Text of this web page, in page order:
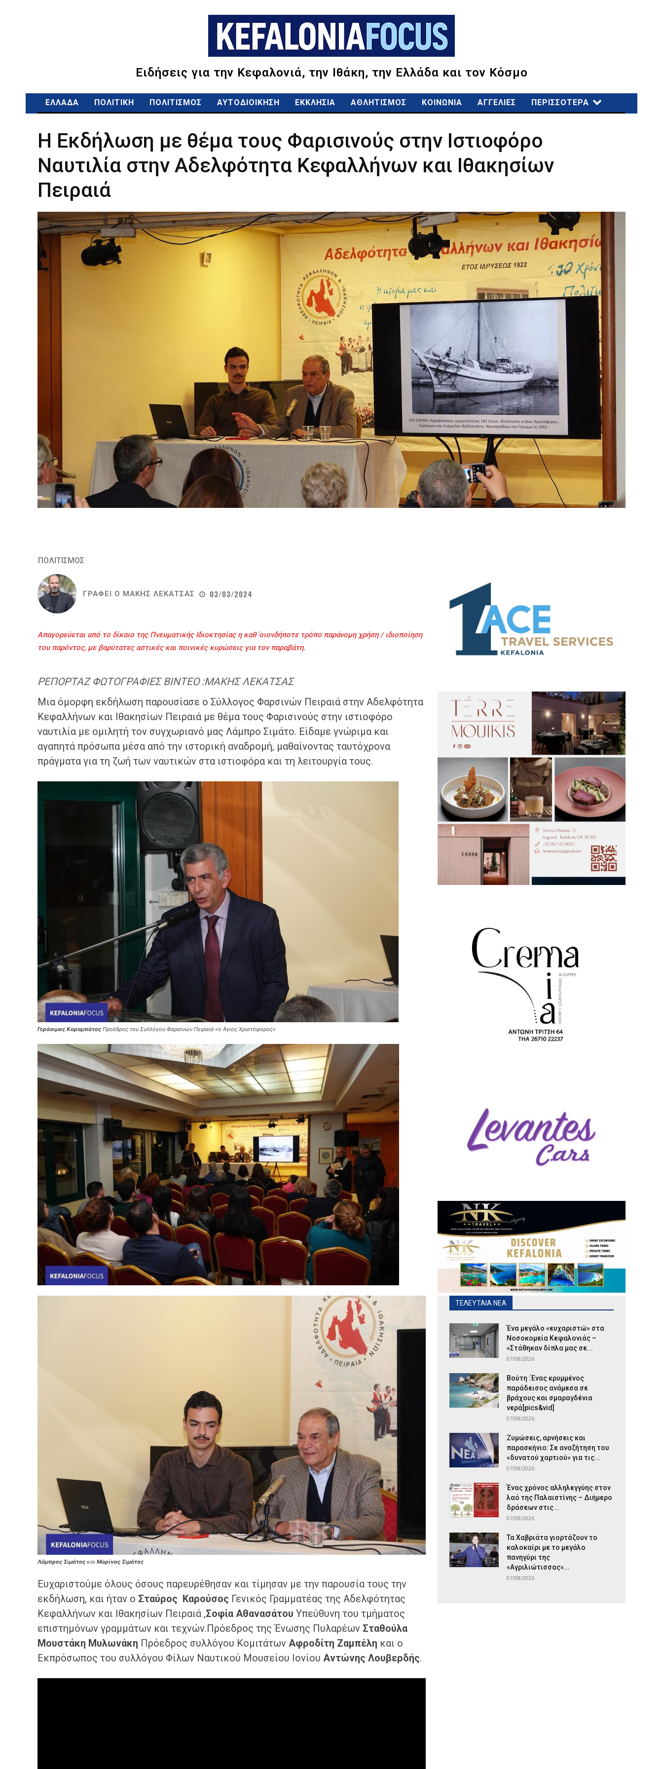
Ειδήσεις για την Κεφαλονιά, την Ιθάκη, την Ελλάδα και τον Κόσμο
ΕΛΛΑΔΑ ΠΟΛΙΤΙΚΗ ΠΟΛΙΤΙΣΜΟΣ ΑΥΤΟΔΙΟΙΚΗΣΗ ΕΚΚΛΗΣΙΑ ΑΘΛΗΤΙΣΜΟΣ ΚΟΙΝΩΝΙΑ ΑΓΓΕΛΙΕΣ ΠΕΡΙΣΣΟΤΕΡΑ
Η Εκδήλωση με θέμα τους Φαρισινούς στην Ιστιοφόρο
Ναυτιλία στην Αδελφότητα Κεφαλλήνων και Ιθακησίων
Πειραιά
ΠΟΛΙΤΙΣΜΟΣ
ΓΡΑΦΕΙ Ο ΜΑΚΗΣ ΛΕΚΑΤΣΑΣ 03/03/2024
Απαγορεύεται από το δίκαιο της Πνευματικής Ιδιοκτησίας η καθ΄οιονδήποτε τρόπο παράνομη χρήση / ιδιοποίηση
του παρόντος, με βαρύτατες αστικές και ποινικές κυρώσεις για τον παραβάτη.
ΡΕΠΟΡΤΑΖ ΦΩΤΟΓΡΑΦΙΕΣ ΒΙΝΤΕΟ :ΜΑΚΗΣ ΛΕΚΑΤΣΑΣ
Μια όμορφη εκδήλωση παρουσίασε ο Σύλλογος Φαρσινών Πειραιά στην Αδελφότητα
Κεφαλλήνων και Ιθακησίων Πειραιά με θέμα τους Φαρισινούς στην ιστιοφόρο
ναυτιλία με ομιλητή τον συγχωριανό μας Λάμπρο Σιμάτο. Είδαμε γνώριμα και
αγαπητά πρόσωπα μέσα από την ιστορική αναδρομή, μαθαίνοντας ταυτόχρονα
πράγματα για τη ζωή των ναυτικών στα ιστιοφόρα και τη λειτουργία τους.
Γεράσιμος Καραμπάτος Προέδρος του Συλλόγου Φαρσινών Πειραιά «ο Άγιος Χριστόφορος»
Λάμπρος Σιμάτος και Μαρίνος Σιμάτος
Ευχαριστούμε όλους όσους παρευρέθησαν και τίμησαν με την παρουσία τους την
εκδήλωση, και ήταν ο Σταύρος Καρούσος Γενικός Γραμματέας της Αδελφότητας
Κεφαλλήνων και Ιθακησίων Πειραιά ,Σοφία Αθανασάτου Υπεύθυνη του τμήματος
επιστημόνων γραμμάτων και τεχνών.Πρόεδρος της Ένωσης Πυλαρέων Σταθούλα
Μουστάκη Μυλωνάκη Πρόεδρος συλλόγου Κομιτάτων Αφροδίτη Ζαμπέλη και ο
Εκπρόσωπος του συλλόγου Φίλων Ναυτικού Μουσείου Ιονίου Αντώνης Λουβερδής.
ΤΕΛΕΥΤΑΙΑ ΝΕΑ
Ένα μεγάλο «ευχαριστώ» στα
Νοσοκομεία Κεφαλονιάς –
«Στάθηκαν δίπλα μας σε...
07/08/2026
Βούτη :Ένας κρυμμένος
παράδεισος ανάμεσα σε
βράχους και σμαραγδένια
νερά[pics&vid]
07/08/2026
Ζυμώσεις, αρνήσεις και
παρασκήνιο: Σε αναζήτηση του
«δυνατού χαρτιού» για τις...
07/08/2026
Ένας χρόνος αλληλεγγύης στον
λαό της Παλαιστίνης – Διήμερο
δράσεων στις...
07/08/2026
Τα Χαβριάτα γιορτάζουν το
καλοκαίρι με το μεγάλο
πανηγύρι της
«Αγριλιώτισσας»...
07/08/2026